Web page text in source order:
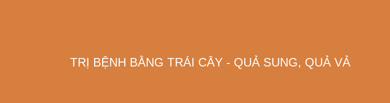
TRỊ BỆNH BẰNG TRÁI CÂY - QUẢ SUNG, QUẢ VẢ